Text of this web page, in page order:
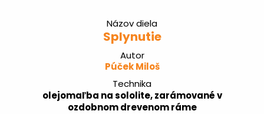
Názov diela
Splynutie
Autor
Púček Miloš
Technika
olejomaľba na sololite, zarámované v
ozdobnom drevenom ráme